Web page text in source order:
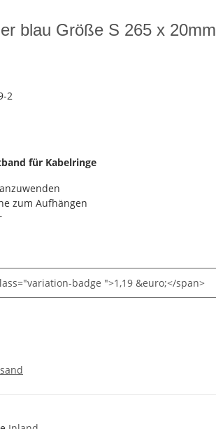
blau Größe S 265 x 20mm
2
für Kabelringe
zum Aufhängen